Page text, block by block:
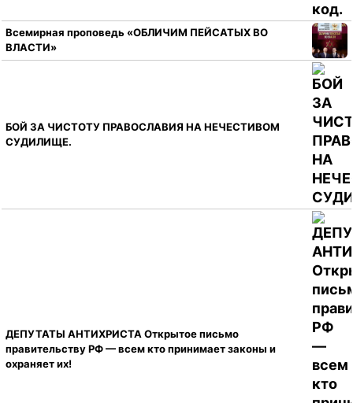
Всемирная проповедь «ОБЛИЧИМ ПЕЙСАТЫХ ВО
ВЛАСТИ»
БОЙ ЗА ЧИСТОТУ ПРАВОСЛАВИЯ НА НЕЧЕСТИВОМ
СУДИЛИЩЕ.
ДЕПУТАТЫ АНТИХРИСТА Открытое письмо
правительству РФ — всем кто принимает законы и
охраняет их!